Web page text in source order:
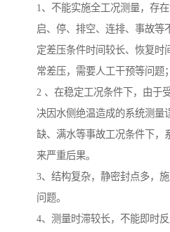
1、不能实施全工况测量，存
启、停、排空、连排、事故等
定差压条件时间较长、恢复时
常差压，需要人工干预等问题；
2 、在稳定工况条件下，由于
决因水侧绝温造成的系统测量
缺、满水等事故工况条件下，
来严重后果。
3、结构复杂，静密封点多，
问题。
4、测量时滞较长，不能即时